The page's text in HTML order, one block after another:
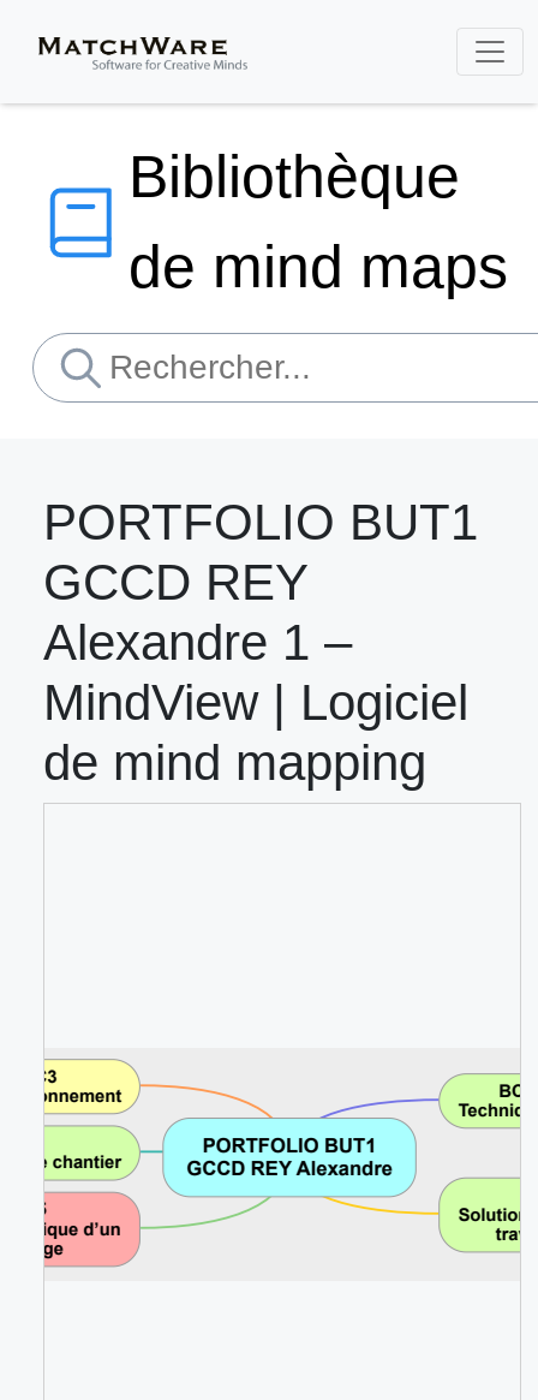
Bibliothèque
de mind maps
PORTFOLIO BUT1
GCCD REY
Alexandre 1 –
MindView | Logiciel
de mind mapping